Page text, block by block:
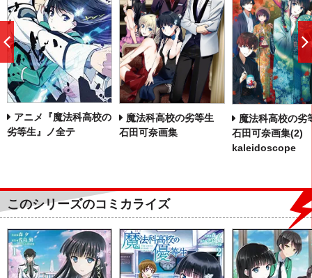
アニメ『魔法科高校の
劣等生』ノ全テ
魔法科高校の劣等生
石田可奈画集
魔法科高校の
石田可奈画集(2)
kaleidoscope
前
へ
このシリーズのコミカライズ